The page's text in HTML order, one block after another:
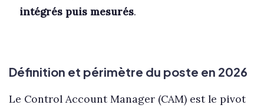
intégrés puis mesurés.
Définition et périmètre du poste en 2026
Le Control Account Manager (CAM) est le pivot